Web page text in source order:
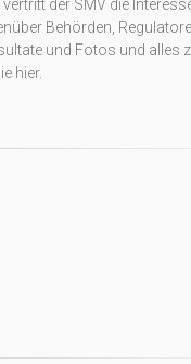
der SMV die
Behörden,
und Fotos und alles
hier.